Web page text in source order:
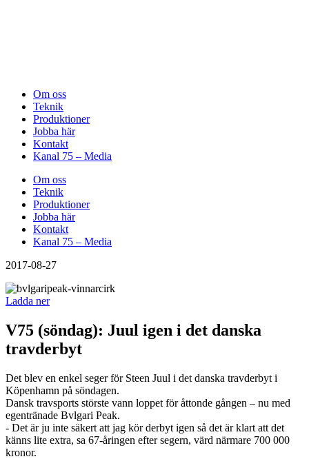
Om oss
Teknik
Produktioner
Jobba här
Kontakt
Kanal 75 – Media
Om oss
Teknik
Produktioner
Jobba här
Kontakt
Kanal 75 – Media
2017-08-27
Ladda ner
V75 (söndag): Juul igen i det danska
travderbyt
Det blev en enkel seger för Steen Juul i det danska travderbyt i
Köpenhamn på söndagen.
Dansk travsports störste vann loppet för åttonde gången – nu med
egentränade Bvlgari Peak.
- Det är ju inte säkert att jag kör derbyt igen så det är klart att det
känns lite extra, sa 67-åringen efter segern, värd närmare 700 000
kronor.